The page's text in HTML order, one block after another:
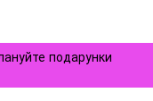
подарунки